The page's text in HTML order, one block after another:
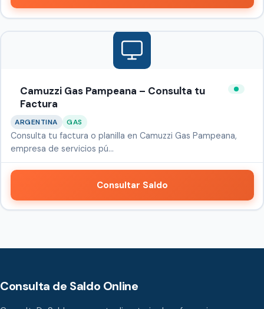
Camuzzi Gas Pampeana – Consulta tu
Factura
ARGENTINA GAS
Consulta tu factura o planilla en Camuzzi Gas Pampeana,
empresa de servicios pú…
Consultar Saldo
Consulta de Saldo Online